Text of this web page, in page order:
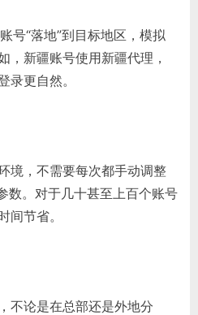
号“落地”到目标地区，模拟
，新疆账号使用新疆代理，
录更自然。
境，不需要每次都手动调整
数。对于几十甚至上百个账号
间节省。
不论是在总部还是外地分